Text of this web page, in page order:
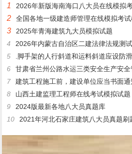
1 2026年新版海南海口八大员在线模拟
2 全国各地一级建造师管理在线模拟考
3
2025年青海建筑九大员模拟试题
4
2026年内蒙古自治区二建法律法规测
5
.脚手架的人行斜道和运料斜道应设防
6
甘肃省兰州公路水运三类安全生产安
7
建筑工程施工前，建设单位应当书面通知被监理
8
山西土建监理工程师在线考试模拟试题
9
2024版最新各地八大员真题库
10
2021年河北石家庄建筑八大员真题刷